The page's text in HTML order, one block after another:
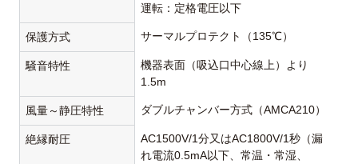
運転：定格電圧以下
保護方式 サーマルプロテクト（135℃）
騒音特性
機器表面（吸込口中心線上）より
1.5m
風量～静圧特性 ダブルチャンバー方式（AMCA210）
絶縁耐圧
AC1500V/1分又はAC1800V/1秒（漏
れ電流0.5mA以下、常温・常湿、